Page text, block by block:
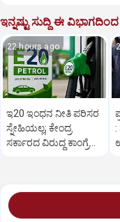
ಇನ್ನಷ್ಟು ಸುದ್ದಿ ಈ ವಿಭಾಗದಿಂದ
22 hours ago
ಇ20 ಇಂಧನ ನೀತಿ ಪರಿಸರ
ಸ್ನೇಹಿಯಲ್ಲ; ಕೇಂದ್ರ
ಸರ್ಕಾರದ ವಿರುದ್ಧ ಕಾಂಗ್ರೆಸ್‌